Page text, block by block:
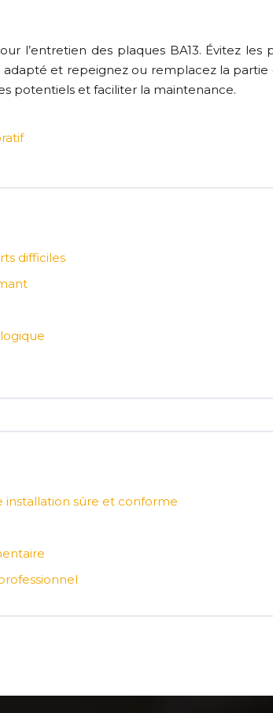
l’entretien des plaques BA13. Évitez
et repeignez ou remplacez la
potentiels et faciliter la maintenance.
difficiles
sûre et conforme